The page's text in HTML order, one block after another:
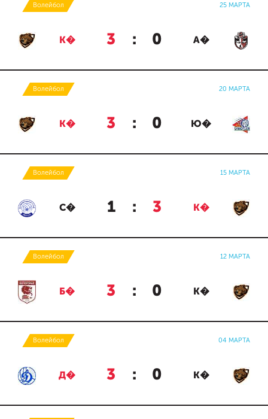
Волейбол 25 МАРТА
К� 3 : 0 А�
Волейбол 20 МАРТА
К� 3 : 0 Ю�
Волейбол 15 МАРТА
С� 1 : 3 К�
Волейбол 12 МАРТА
Б� 3 : 0 К�
Волейбол 04 МАРТА
Д� 3 : 0 К�